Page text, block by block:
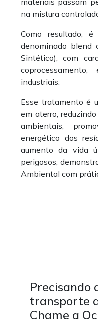
na mistura
Como resultado,
denominado blend
Sintético), com
industriais.
Esse tratamento é
em aterro,
ambientais,
energético dos
aumento da vida
perigosos,
Ambiental com
Precisando
transporte
Chame a